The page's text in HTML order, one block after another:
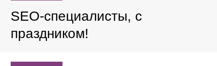
SEO-специалисты, с
праздником!